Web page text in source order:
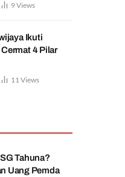
9Views
Ikuti
4 Pilar
11 Views
Tahuna?
Uang Pemda